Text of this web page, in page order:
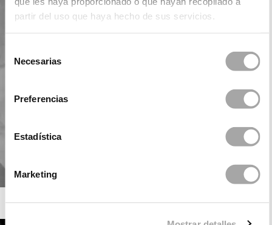
partir del uso que haya hecho de sus servicios.
Necesarias
Preferencias
Estadística
Marketing